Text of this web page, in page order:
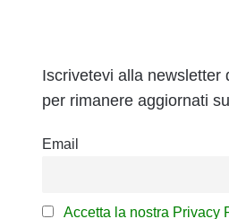
Iscrivetevi alla newsletter
per rimanere aggiornati
Email
Accetta la nostra Privacy